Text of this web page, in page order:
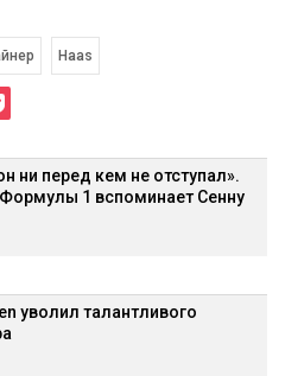
Haas
ни перед кем не отступал».
Формулы 1 вспоминает Сенну
уволил талантливого